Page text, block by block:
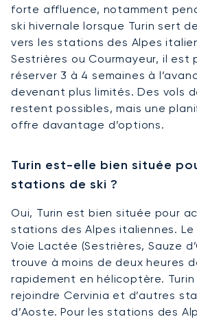
forte affluence, notamment
ski hivernale lorsque Turin sert
vers les stations des Alpes
Sestrières ou Courmayeur, il est
réserver 3 à 4 semaines à
devenant plus limités. Des vols
restent possibles, mais une
offre davantage d’options.
Turin est-elle bien située
stations de ski ?
Oui, Turin est bien située pour
stations des Alpes italiennes. Le
Voie Lactée (Sestrières, Sauze
trouve à moins de deux heures
rapidement en hélicoptère.
rejoindre Cervinia et d’autres
d’Aoste. Pour les stations des